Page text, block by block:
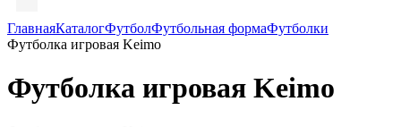
ГлавнаяКаталогФутболФутбольная формаФутболки
Футболка игровая Keimo
Футболка игровая Keimo